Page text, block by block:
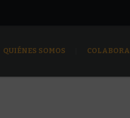
QUIÉNES SOMOS COLABORA